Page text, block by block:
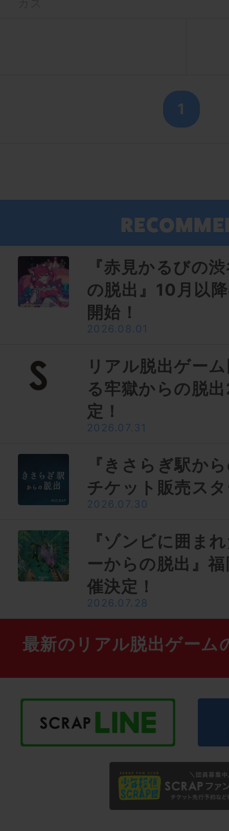
1
『赤見かるびの
の脱出』10月以
開始！
2026.08.01
リアル脱出ゲー
る牢獄からの脱
定！
2026.07.31
『きさらぎ駅か
チケット販売ス
2026.07.30
『ゾンビに囲ま
ーからの脱出』
催決定！
2026.07.28
最新のリアル脱出ゲーム